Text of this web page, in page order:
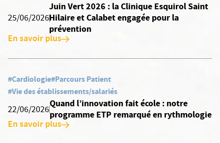
25/06/2026
Juin Vert 2026 : la Clinique Esquirol Saint
Hilaire et Calabet engagée pour la
prévention
En savoir plus
#Cardiologie#Parcours Patient
#Vie des établissements/salariés
22/06/2026
Quand l’innovation fait école : notre
programme ETP remarqué en rythmologie
En savoir plus